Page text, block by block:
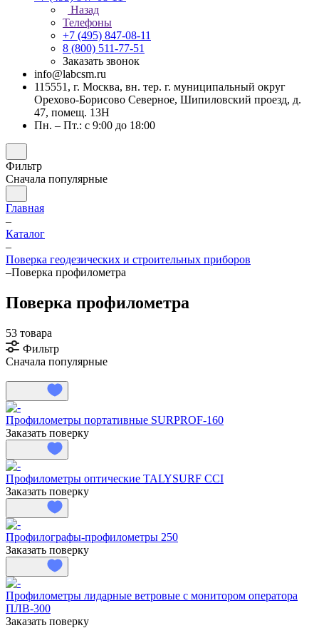
Назад
Телефоны
+7 (495) 847-08-11
8 (800) 511-77-51
Заказать звонок
info@labcsm.ru
115551, г. Москва, вн. тер. г. муниципальный округ
Орехово-Борисово Северное, Шипиловский проезд, д.
47, помещ. 13Н
Пн. – Пт.: с 9:00 до 18:00
Фильтр
Сначала популярные
Главная
–
Каталог
–
Поверка геодезических и строительных приборов
–Поверка профилометра
Поверка профилометра
53 товара
Фильтр
Сначала популярные
Профилометры портативные SURPROF-160
Заказать поверку
Профилометры оптические TALYSURF CCI
Заказать поверку
Профилографы-профилометры 250
Заказать поверку
Профилометры лидарные ветровые с монитором оператора
ПЛВ-300
Заказать поверку